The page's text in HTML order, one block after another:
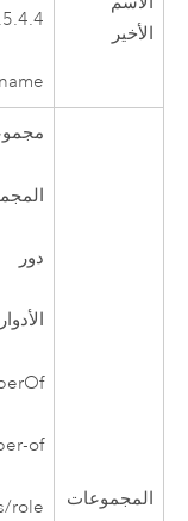
الأخير
المجموعات
دور
الأدوار
of
role